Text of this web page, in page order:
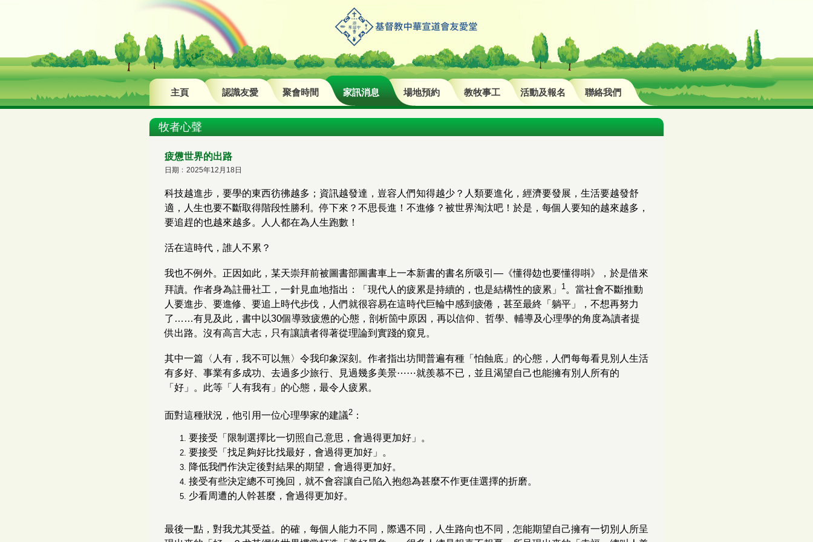
主頁 認識友愛 聚會時間 家訊消息 場地預約 教牧事工 活動及報名 聯絡我們
牧者心聲
疲憊世界的出路
日期﹕2025年12月18日
科技越進步，要學的東西彷彿越多；資訊越發達，豈容人們知得越少？人類要進化，經濟要發展，生活要越發舒
適，人生也要不斷取得階段性勝利。停下來？不思長進！不進修？被世界淘汰吧！於是，每個人要知的越來越多，
要追趕的也越來越多。人人都在為人生跑數！
活在這時代，誰人不累？
我也不例外。正因如此，某天崇拜前被圖書部圖書車上一本新書的書名所吸引—《懂得攰也要懂得唞》，於是借來
拜讀。作者身為註冊社工，一針見血地指出：「現代人的疲累是持續的，也是結構性的疲累」
1。當社會不斷推動
人要進步、要進修、要追上時代步伐，人們就很容易在這時代巨輪中感到疲倦，甚至最終「躺平」，不想再努力
了……有見及此，書中以30個導致疲憊的心態，剖析箇中原因，再以信仰、哲學、輔導及心理學的角度為讀者提
供出路。沒有高言大志，只有讓讀者得著從理論到實踐的窺見。
其中一篇〈人有，我不可以無〉令我印象深刻。作者指出坊間普遍有種「怕蝕底」的心態，人們每每看見別人生活
有多好、事業有多成功、去過多少旅行、見過幾多美景⋯⋯就羨慕不已，並且渴望自己也能擁有別人所有的
「好」。此等「人有我有」的心態，最令人疲累。
面對這種狀況，他引用一位心理學家的建議2 ：
要接受「限制選擇比一切照自己意思，會過得更加好」。
要接受「找足夠好比找最好，會過得更加好」。
降低我們作決定後對結果的期望，會過得更加好。
接受有些決定總不可挽回，就不會容讓自己陷入抱怨為甚麼不作更佳選擇的折磨。
少看周遭的人幹甚麼，會過得更加好。
最後一點，對我尤其受益。的確，每個人能力不同，際遇不同，人生路向也不同，怎能期望自己擁有一切別人所呈